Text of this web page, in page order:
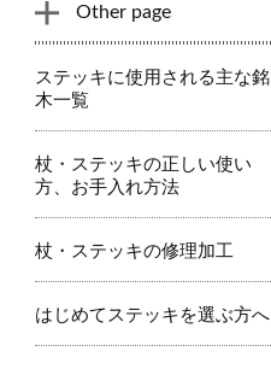
Other page
ステッキに使用される主な銘
木一覧
杖・ステッキの正しい使い
方、お手入れ方法
杖・ステッキの修理加工
はじめてステッキを選ぶ方へ